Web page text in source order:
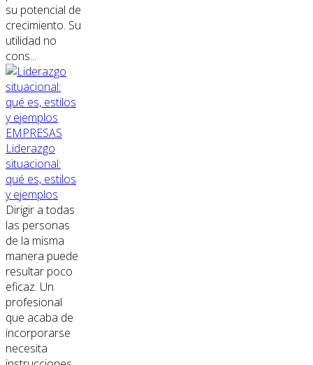
su potencial de
crecimiento. Su
utilidad no
cons...
EMPRESAS
Liderazgo
situacional:
qué es, estilos
y ejemplos
Dirigir a todas
las personas
de la misma
manera puede
resultar poco
eficaz. Un
profesional
que acaba de
incorporarse
necesita